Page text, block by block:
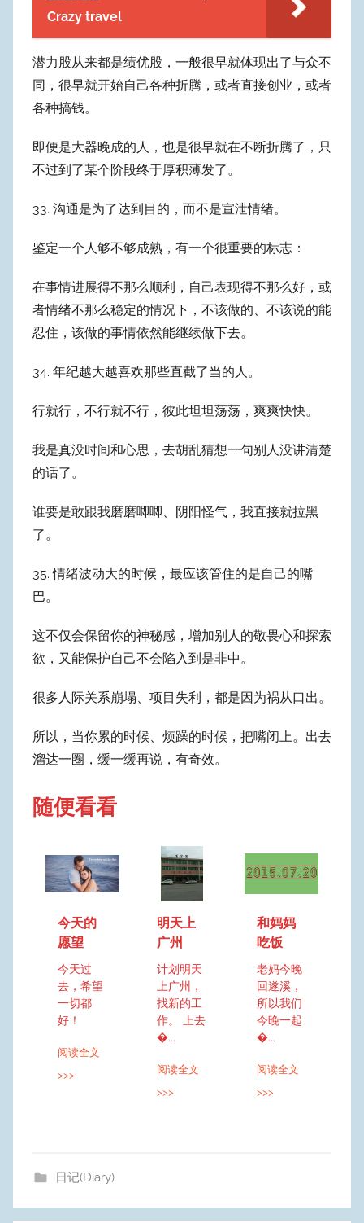
Crazy travel
潜力股从来都是绩优股，一般很早就体现出了与众不
同，很早就开始自己各种折腾，或者直接创业，或者
各种搞钱。
即便是大器晚成的人，也是很早就在不断折腾了，只
不过到了某个阶段终于厚积薄发了。
33. 沟通是为了达到目的，而不是宣泄情绪。
鉴定一个人够不够成熟，有一个很重要的标志：
在事情进展得不那么顺利，自己表现得不那么好，或
者情绪不那么稳定的情况下，不该做的、不该说的能
忍住，该做的事情依然能继续做下去。
34. 年纪越大越喜欢那些直截了当的人。
行就行，不行就不行，彼此坦坦荡荡，爽爽快快。
我是真没时间和心思，去胡乱猜想一句别人没讲清楚
的话了。
谁要是敢跟我磨磨唧唧、阴阳怪气，我直接就拉黑
了。
35. 情绪波动大的时候，最应该管住的是自己的嘴
巴。
这不仅会保留你的神秘感，增加别人的敬畏心和探索
欲，又能保护自己不会陷入到是非中。
很多人际关系崩塌、项目失利，都是因为祸从口出。
所以，当你累的时候、烦躁的时候，把嘴闭上。出去
溜达一圈，缓一缓再说，有奇效。
随便看看
今天的
愿望
今天过
去，希望
一切都
好！
阅读全文
>>>
明天上
广州
计划明天
上广州，
找新的工
作。 上去
�...
阅读全文
>>>
和妈妈
吃饭
老妈今晚
回遂溪，
所以我们
今晚一起
�...
阅读全文
>>>
日记(Diary)